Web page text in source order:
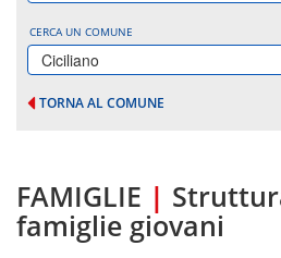
CERCA UN COMUNE
Ciciliano
TORNA AL COMUNE
FAMIGLIE |
famiglie giovani